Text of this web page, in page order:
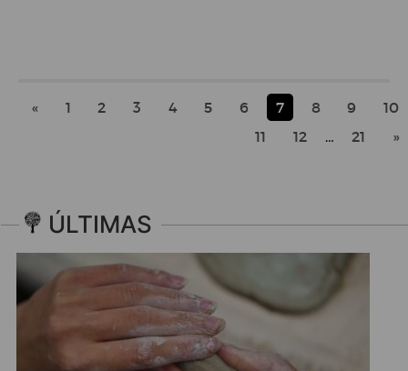
« 1 2 3 4 5 6 7 8 9
10
11
12 … 21 »
ÚLTIMAS